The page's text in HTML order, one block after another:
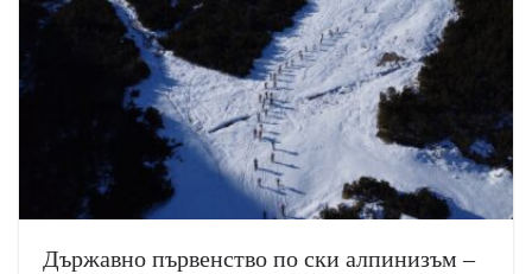
Държавно първенство по ски алпинизъм –